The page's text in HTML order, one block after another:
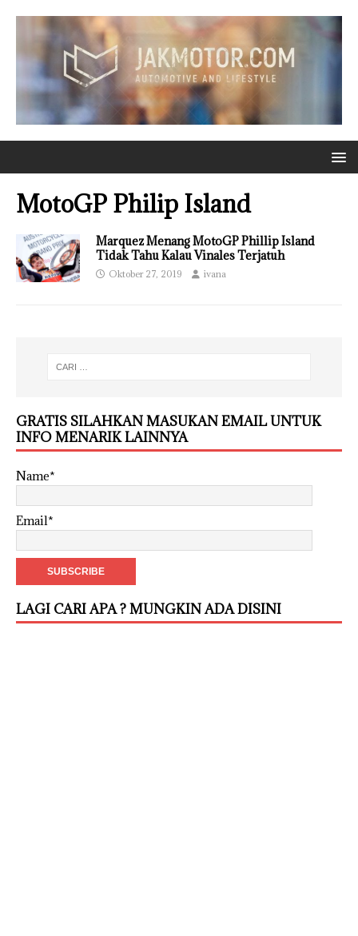
MotoGP Philip Island
Marquez Menang MotoGP Phillip Island
Tidak Tahu Kalau Vinales Terjatuh
Oktober 27, 2019 ivana
GRATIS SILAHKAN MASUKAN EMAIL UNTUK
INFO MENARIK LAINNYA
Name*
Email*
LAGI CARI APA ? MUNGKIN ADA DISINI